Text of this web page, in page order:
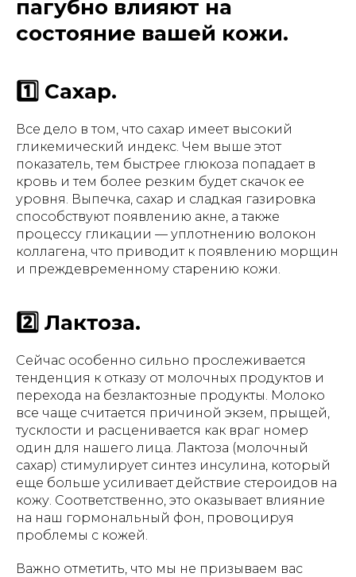
пагубно влияют на
состояние вашей кожи.
1️⃣ Сахар.
Все дело в том, что сахар имеет высокий
гликемический индекс. Чем выше этот
показатель, тем быстрее глюкоза попадает в
кровь и тем более резким будет скачок ее
уровня. Выпечка, сахар и сладкая газировка
способствуют появлению акне, а также
процессу гликации — уплотнению волокон
коллагена, что приводит к появлению морщин
и преждевременному старению кожи.
2️⃣ Лактоза.
Сейчас особенно сильно прослеживается
тенденция к отказу от молочных продуктов и
перехода на безлактозные продукты. Молоко
все чаще считается причиной экзем, прыщей,
тусклости и расценивается как враг номер
один для нашего лица. Лактоза (молочный
сахар) стимулирует синтез инсулина, который
еще больше усиливает действие стероидов на
кожу. Соответственно, это оказывает влияние
на наш гормональный фон, провоцируя
проблемы с кожей.
Важно отметить, что мы не призываем вас